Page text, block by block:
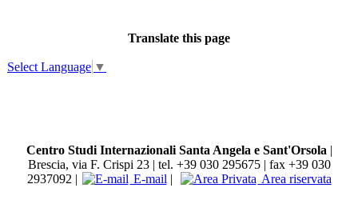
Translate this page
Select Language ▼
Centro Studi Internazionali Santa Angela e Sant'Orsola |
Brescia, via F. Crispi 23 | tel. +39 030 295675 | fax +39 030
2937092 |
E-mail | Area riservata